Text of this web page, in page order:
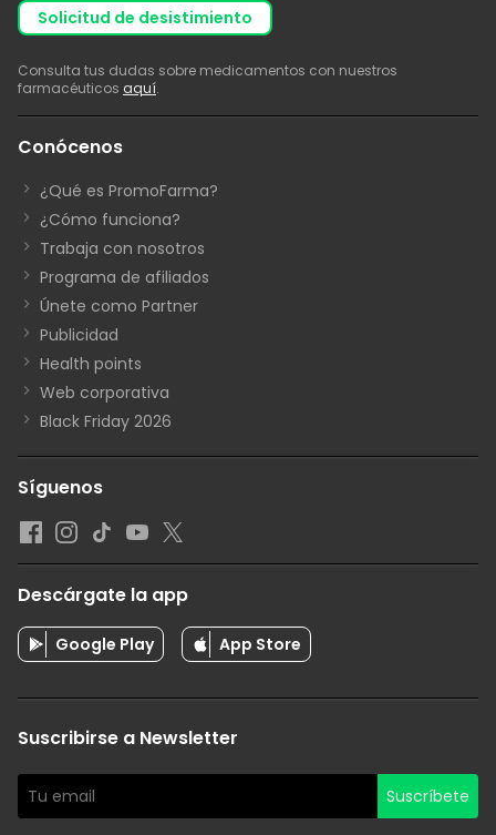
solicitud de desistimiento
Consulta tus dudas sobre medicamentos con nuestros
farmacéuticos aquí.
Conócenos
¿Qué es PromoFarma?
¿Cómo funciona?
Trabaja con nosotros
Programa de afiliados
Únete como Partner
Publicidad
Health points
Web corporativa
Black Friday 2026
Síguenos
Descárgate la app
Google Play App Store
Suscribirse a Newsletter
Suscríbete